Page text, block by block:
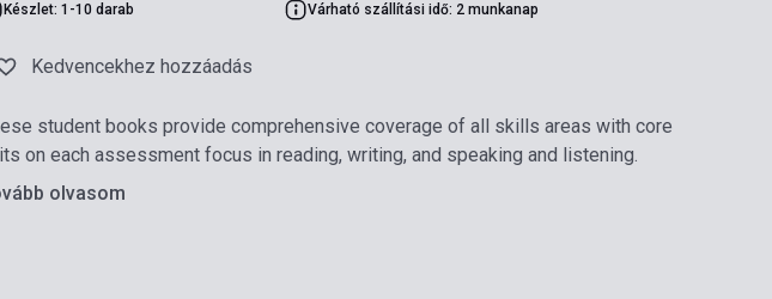
Készlet: 1-10 darab Várható szállítási idő: 2 munkanap
Kedvencekhez hozzáadás
student books provide comprehensive coverage of all skills areas with core
on each assessment focus in reading, writing, and speaking and listening.
olvasom